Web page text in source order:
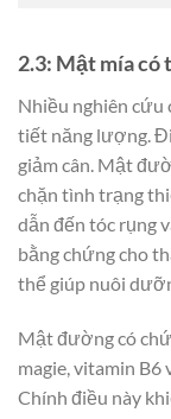
2.3: Mật mía có
Nhiều nghiên cứu
tiết năng lượng.
giảm cân. Mật
chặn tình trạng
dẫn đến tóc rụng
bằng chứng cho
thể giúp nuôi
Mật đường có
magie, vitamin B6
Chính điều này